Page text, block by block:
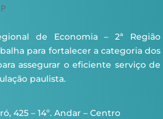
de Economia – 2ª Região
para fortalecer a categoria dos
assegurar o eficiente serviço de
paulista.
425 – 14º. Andar – Centro